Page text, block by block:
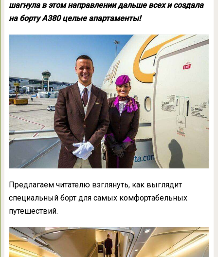
шагнула в этом направлении дальше всех и создала
на борту А380 целые апартаменты!
Предлагаем читателю взглянуть, как выглядит
специальный борт для самых комфортабельных
путешествий.